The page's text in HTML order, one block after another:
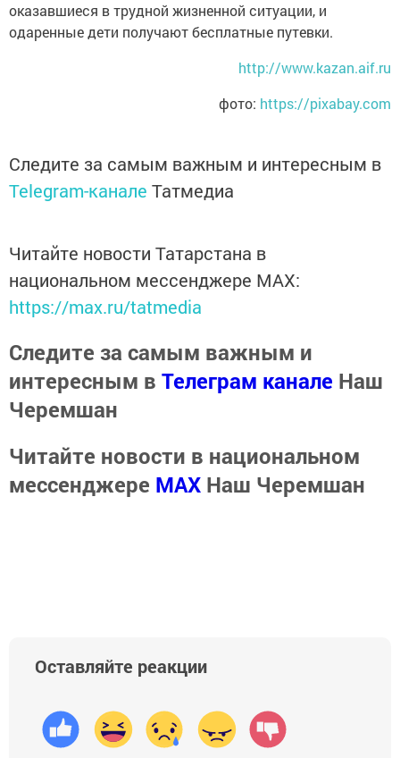
оказавшиеся в трудной жизненной ситуации, и
одаренные дети получают бесплатные путевки.
http://www.kazan.aif.ru
фото: https://pixabay.com
Следите за самым важным и интересным в
Telegram-канале Татмедиа
Читайте новости Татарстана в
национальном мессенджере MАХ:
https://max.ru/tatmedia
Следите за самым важным и
интересным в Телеграм канале Наш
Черемшан
Читайте новости в национальном
мессенджере MАХ Наш Черемшан
Оставляйте реакции